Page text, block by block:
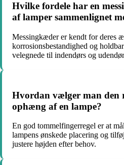
Hvilke fordele har en
af lamper sammenlignet
Messingkæder er kendt for deres
korrosionsbestandighed og
velegnede til indendørs og
Hvordan vælger man den
ophæng af en lampe?
En god tommelfingerregel er at
lampens ønskede placering og
justere højden efter behov.